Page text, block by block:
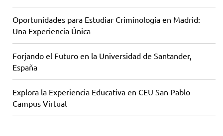
Oportunidades para Estudiar Criminología en Madrid:
Una Experiencia Única
Forjando el Futuro en la Universidad de Santander,
España
Explora la Experiencia Educativa en CEU San Pablo
Campus Virtual